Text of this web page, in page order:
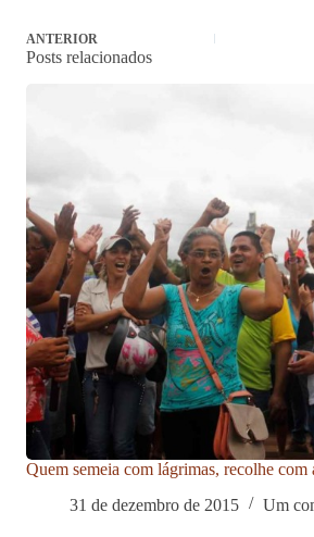
ANTERIOR
Posts relacionados
Quem semeia com lágrimas, recolhe com
31 de dezembro de 2015
Um